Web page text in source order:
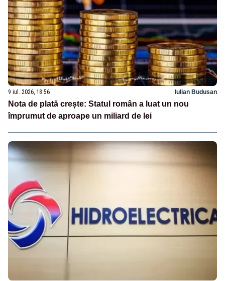
9 iul. 2026, 18:56 Iulian Budusan
Nota de plată crește: Statul român a luat un nou
împrumut de aproape un miliard de lei